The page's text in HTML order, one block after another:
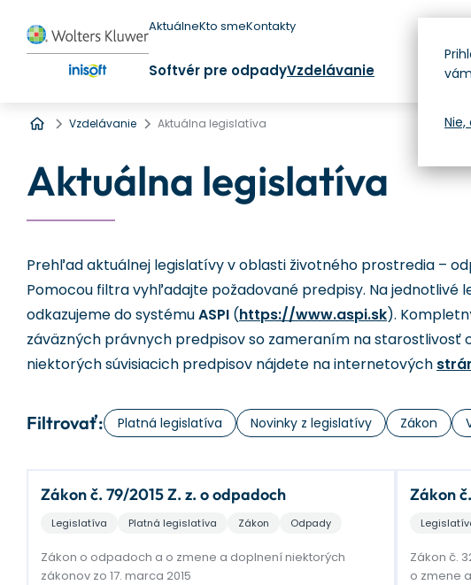
AktuálneKto smeKontakty
Softvér pre odpadyVzdelávanie
Úvod
Vzdelávanie Aktuálna legislatíva
Aktuálna legislatíva
Prehľad aktuálnej legislatívy v oblasti životného prostredia –
Pomocou filtra vyhľadajte požadované predpisy. Na jednotlivé
odkazujeme do systémuASPI (https://www.aspi.sk).
záväzných právnych predpisov so zameraním na starostlivosť
niektorých súvisiacich predpisov nájdete na internetových
Filtrovať: Platná legislatíva Novinky z legislatívy Zákon
Zákon č. 79/2015 Z. z. o odpadoch
Legislatíva Platná legislatíva Zákon Odpady
Zákon o odpadoch a o zmene a doplnení niektorých
zákonov zo 17. marca 2015
Zákon
Zákon č.
o zmene